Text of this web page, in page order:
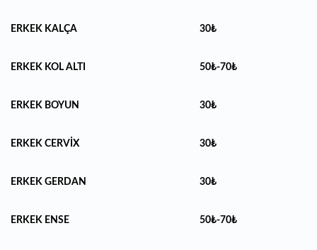
ERKEK KALÇA 30₺
ERKEK KOL ALTI 50₺-70₺
ERKEK BOYUN 30₺
ERKEK CERVİX 30₺
ERKEK GERDAN 30₺
ERKEK ENSE 50₺-70₺